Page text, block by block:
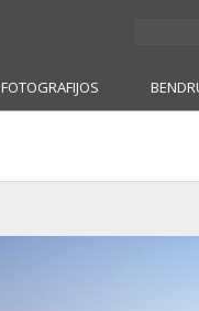
FOTOGRAFIJOS